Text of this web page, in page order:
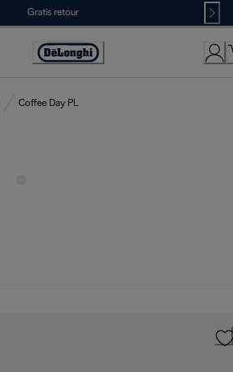
Gratis retour
Accessibility
Coffee Day PL